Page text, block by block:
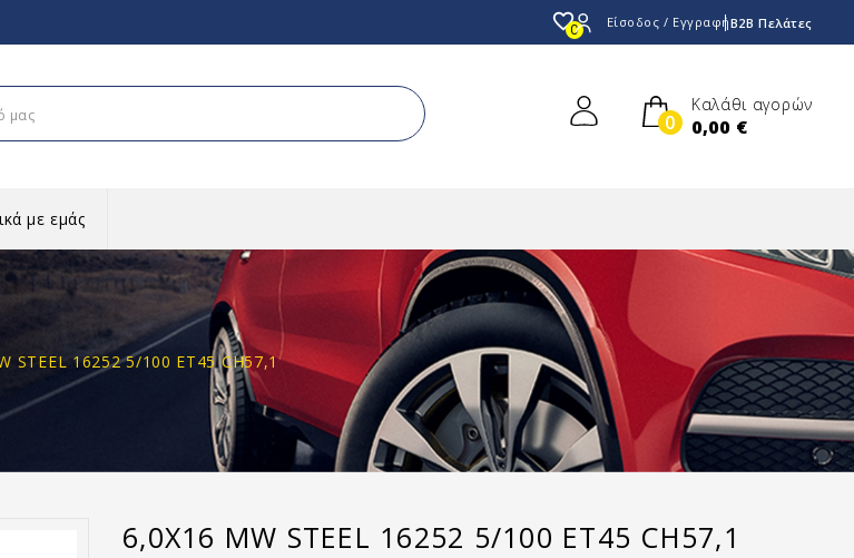
favorite_border0 Είσοδος / ΕγγραφήB2B Πελάτες
0
Καλάθι αγορών
0,00 €
με εμάς
STEEL 16252 5/100 ET45 CH57,1
6,0X16 MW STEEL 16252 5/100 ET45 CH57,1